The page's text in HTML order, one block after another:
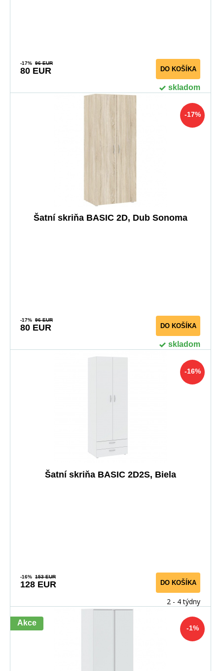
-17% 96 EUR
80 EUR DO KOŠÍKA
skladom
-17%
Šatní skriňa BASIC 2D, Dub Sonoma
-17% 96 EUR
80 EUR DO KOŠÍKA
skladom
-16%
Šatní skriňa BASIC 2D2S, Biela
-16% 153 EUR
128 EUR DO KOŠÍKA
2 - 4 týdny
-1%
Akce